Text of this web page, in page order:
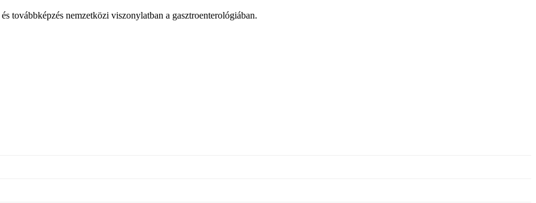
továbbképzés nemzetközi viszonylatban a gasztroenterológiában.